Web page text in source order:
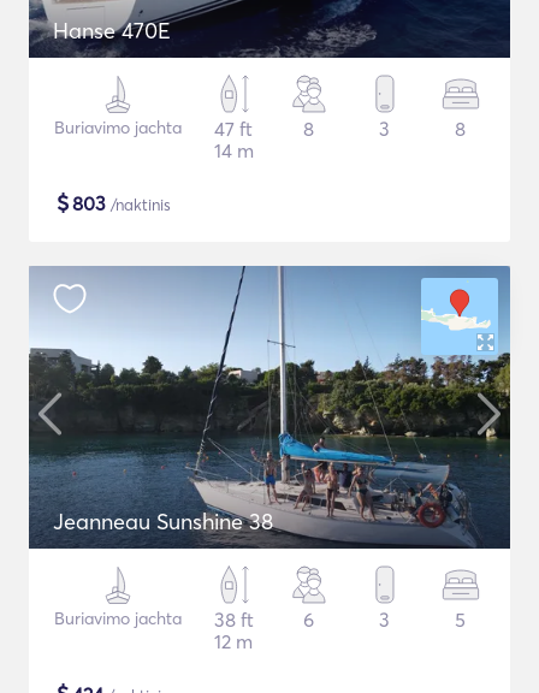
Hanse 470E
Buriavimo jachta
47 ft
14 m
8 3 8
$803 /naktinis
Jeanneau Sunshine 38
Buriavimo jachta
38 ft
12 m
6 3 5